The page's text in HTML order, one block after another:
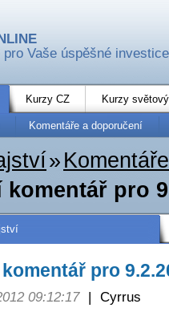
pro Vaše úspěšné investice
Kurzy CZ Kurzy
Komentáře a doporučení
»
komentář pro
pro
09:12:17 | Cyrrus